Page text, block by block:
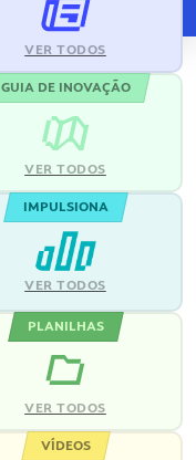
VER TODOS
GUIA DE INOVAÇÃO
VER TODOS
IMPULSIONA
VER TODOS
PLANILHAS
VER TODOS
VÍDEOS